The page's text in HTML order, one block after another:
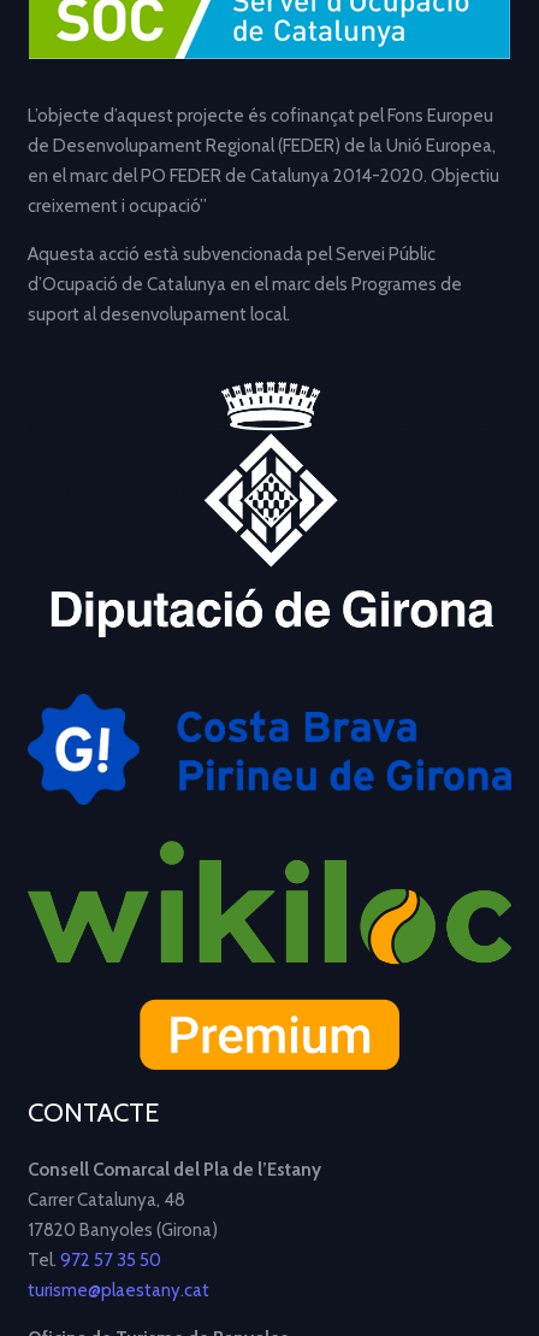
L’objecte d’aquest projecte és cofinançat pel Fons Europeu
de Desenvolupament Regional (FEDER) de la Unió Europea,
en el marc del PO FEDER de Catalunya 2014-2020. Objectiu
creixement i ocupació”
Aquesta acció està subvencionada pel Servei Públic
d’Ocupació de Catalunya en el marc dels Programes de
suport al desenvolupament local.
CONTACTE
Consell Comarcal del Pla de l’Estany
Carrer Catalunya, 48
17820 Banyoles (Girona)
Tel. 972 57 35 50
turisme@plaestany.cat